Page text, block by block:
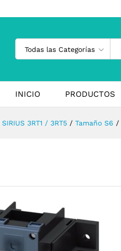
Todas las Categorías
INICIO PRODUCTOS
SIRIUS 3RT1 / 3RT5 / Tamaño S6 /